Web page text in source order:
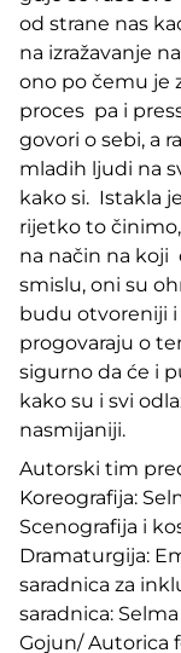
od strane nas
na izražavanje
ono po čemu je
proces pa i
govori o sebi, a
mladih ljudi na
kako si. Istakla
rijetko to
na način na koji
smislu, oni su
budu otvoreniji i
progovaraju o
sigurno da će i
kako su i svi
nasmijaniji.
Autorski tim
Koreografija:
Scenografija i
Dramaturgija:
saradnica za
saradnica:
Gojun/ Autorica